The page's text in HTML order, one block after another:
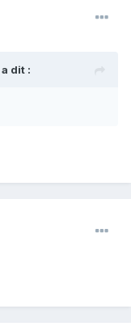
a dit :